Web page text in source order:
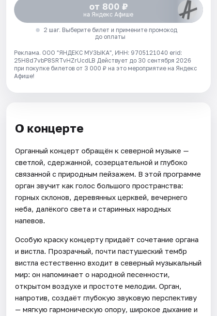
от 800 ₽
на Яндекс Афише
2 шаг. Выберите билет и примените промокод
до оплаты
Реклама. ООО "ЯНДЕКС МУЗЫКА", ИНН: 9705121040 erid:
25H8d7vbP8SRTvHZrUcdLB Действует до 30 сентября 2026
при покупке билетов от 3 000 ₽ на это мероприятие на Яндекс
Афише!
О концерте
Органный концерт обращён к северной музыке —
светлой, сдержанной, созерцательной и глубоко
связанной с природным пейзажем. В этой программе
орган звучит как голос большого пространства:
горных склонов, деревянных церквей, вечернего
неба, далёкого света и старинных народных
напевов.
Особую краску концерту придаёт сочетание органа
и вистла. Прозрачный, почти пастушеский тембр
вистла естественно входит в северный музыкальный
мир: он напоминает о народной песенности,
открытом воздухе и простоте мелодии. Орган,
напротив, создаёт глубокую звуковую перспективу
— мягкую гармоническую опору, широкое дыхание и